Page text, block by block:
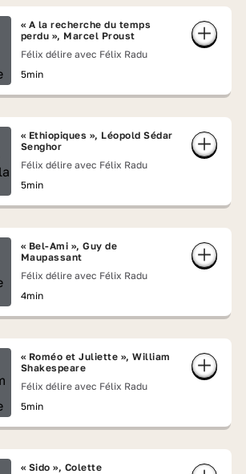
« A la recherche du temps
perdu », Marcel Proust
Félix délire avec Félix Radu
5min
« Ethiopiques », Léopold Sédar
Senghor
Félix délire avec Félix Radu
5min
« Bel-Ami », Guy de
Maupassant
Félix délire avec Félix Radu
4min
« Roméo et Juliette », William
Shakespeare
Félix délire avec Félix Radu
5min
« Sido », Colette